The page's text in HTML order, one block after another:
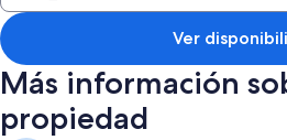
Otros servicios que también disfrutarás
Balcones, áreas de comedor
Ver
Más información
propiedad